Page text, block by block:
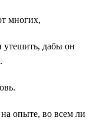
многих,
утешить, дабы он
опыте, во всем ли